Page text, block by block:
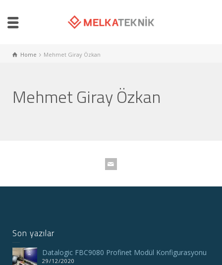
Home Mehmet Giray Özkan
Mehmet Giray Özkan
Son yazılar
Datalogic FBC9080 Profinet Modül Konfigurasyonu
29/12/2020